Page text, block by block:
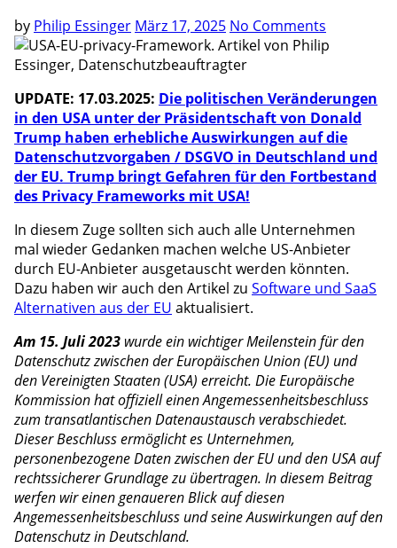
by Philip Essinger März 17, 2025 No Comments
UPDATE: 17.03.2025: Die politischen Veränderungen
in den USA unter der Präsidentschaft von Donald
Trump haben erhebliche Auswirkungen auf die
Datenschutzvorgaben / DSGVO in Deutschland und
der EU. Trump bringt Gefahren für den Fortbestand
des Privacy Frameworks mit USA!
In diesem Zuge sollten sich auch alle Unternehmen
mal wieder Gedanken machen welche US-Anbieter
durch EU-Anbieter ausgetauscht werden könnten.
Dazu haben wir auch den Artikel zu Software und SaaS
Alternativen aus der EU aktualisiert.
Am 15. Juli 2023 wurde ein wichtiger Meilenstein für den
Datenschutz zwischen der Europäischen Union (EU) und
den Vereinigten Staaten (USA) erreicht. Die Europäische
Kommission hat offiziell einen Angemessenheitsbeschluss
zum transatlantischen Datenaustausch verabschiedet.
Dieser Beschluss ermöglicht es Unternehmen,
personenbezogene Daten zwischen der EU und den USA auf
rechtssicherer Grundlage zu übertragen. In diesem Beitrag
werfen wir einen genaueren Blick auf diesen
Angemessenheitsbeschluss und seine Auswirkungen auf den
Datenschutz in Deutschland.